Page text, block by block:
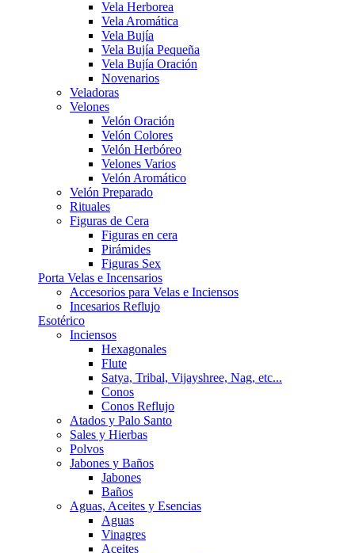
Vela Herborea
Vela Aromática
Vela Bujía
Vela Bujía Pequeña
Vela Bujía Oración
Novenarios
Veladoras
Velones
Velón Oración
Velón Colores
Velón Herbóreo
Velones Varios
Velón Aromático
Velón Preparado
Rituales
Figuras de Cera
Figuras en cera
Pirámides
Figuras Sex
Porta Velas e Incensarios
Accesorios para Velas e Inciensos
Incesarios Reflujo
Esotérico
Inciensos
Hexagonales
Flute
Satya, Tribal, Vijayshree, Nag, etc...
Conos
Conos Reflujo
Atados y Palo Santo
Sales y Hierbas
Polvos
Jabones y Baños
Jabones
Baños
Aguas, Aceites y Esencias
Aguas
Vinagres
Aceites